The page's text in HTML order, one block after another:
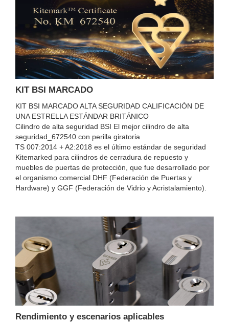
KIT BSI MARCADO
KIT BSI MARCADO ALTA SEGURIDAD CALIFICACIÓN DE
UNA ESTRELLA ESTÁNDAR BRITÁNICO
Cilindro de alta seguridad BSI El mejor cilindro de alta
seguridad_672540 con perilla giratoria
TS 007:2014 + A2:2018 es el último estándar de seguridad
Kitemarked para cilindros de cerradura de repuesto y
muebles de puertas de protección, que fue desarrollado por
el organismo comercial DHF (Federación de Puertas y
Hardware) y GGF (Federación de Vidrio y Acristalamiento).
Rendimiento y escenarios aplicables